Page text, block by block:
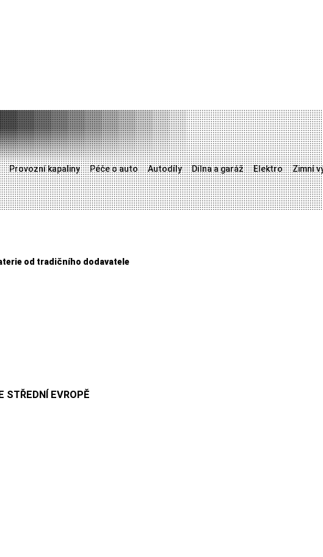
Provozní kapaliny Péče o auto Autodíly Dílna a garáž Elektro Zimní
od tradičního dodavatele
STŘEDNÍ EVROPĚ